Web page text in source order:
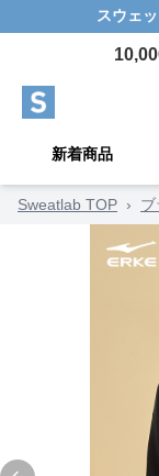
スウェ
新着商品
Sweatlab TOP ›